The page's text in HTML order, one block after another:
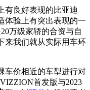
有良好表现的比亚迪
体验上有突出表现的一
万级家轿的合资与自
来我们就从实际用车环
车价相近的车型进行对
VIZZION首发版与2023